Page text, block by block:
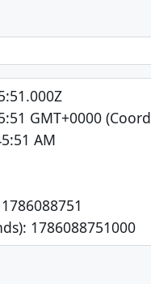
GMT+0000
AM
1786088751000